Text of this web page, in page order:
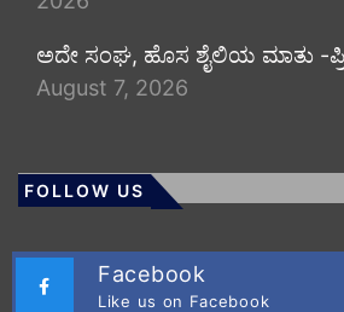
ಅದೇ ಸಂಘ, ಹೊಸ ಶೈಲಿಯ ಮಾತು -
August 7, 2026
FOLLOW US
Facebook
Like us on Facebook